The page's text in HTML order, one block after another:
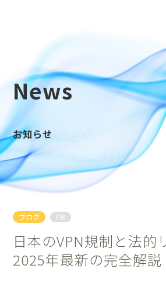
News
お知らせ
ブログ PR
日本のVPN規制と法的
2025年最新の完全解説